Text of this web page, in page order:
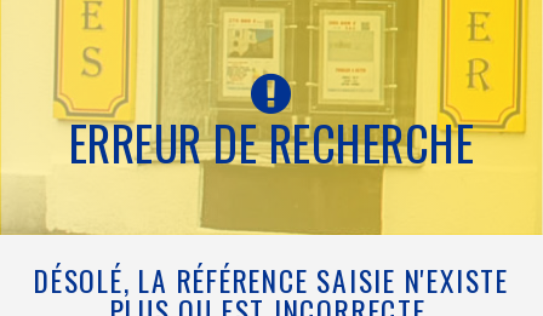
ERREUR DE RECHERCHE
DÉSOLÉ, LA RÉFÉRENCE SAISIE N'EXISTE